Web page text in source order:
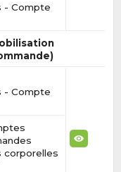
- Compte
- Compte
corporelles